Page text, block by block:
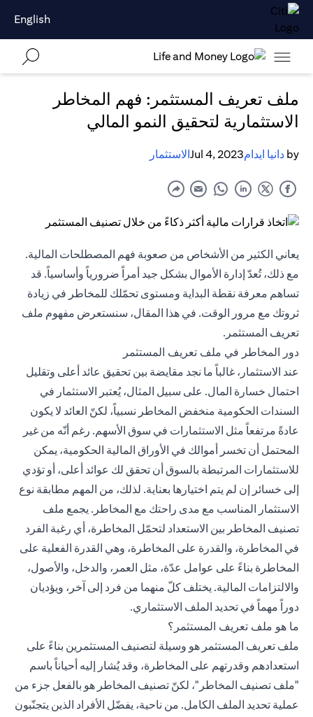
English
ملف تعريف المستثمر: فهم المخاطر
الاستثمارية لتحقيق النمو المالي
by دانيا ايدامJul 4, 2023الاستثمار
يعاني الكثير من الأشخاص من صعوبة فهم المصطلحات المالية.
مع ذلك، تُعدّ إدارة الأموال بشكل جيد أمراً ضرورياً وأساسياً. قد
تساهم معرفة نقطة البداية ومستوى تحمّلك للمخاطر في زيادة
ثروتك مع مرور الوقت. في هذا المقال، سنستعرض مفهوم ملف
تعريف المستثمر.
دور المخاطر في ملف تعريف المستثمر
عند الاستثمار، غالباً ما نجد مقايضة بين تحقيق عائد أعلى وتقليل
احتمال خسارة المال. على سبيل المثال، يُعتبر الاستثمار في
السندات الحكومية منخفض المخاطر نسبياً، لكنّ العائد لا يكون
عادةً مرتفعاً مثل الاستثمارات في سوق الأسهم. رغم أنّه من غير
المحتمل أن تخسر أموالك في الأوراق المالية الحكومية، يمكن
للاستثمارات المرتبطة بالسوق أن تحقق لك عوائد أعلى، أو تؤدي
إلى خسائر إن لم يتم اختيارها بعناية. لذلك، من المهم مطابقة نوع
الاستثمار المناسب مع مدى راحتك مع المخاطر. يجمع ملف
تصنيف المخاطر بين الاستعداد لتحمّل المخاطرة، أي رغبة الفرد
في المخاطرة، والقدرة على المخاطرة، وهي القدرة الفعلية على
المخاطرة بناءً على عوامل عدّة، مثل العمر، والدخل، والأصول،
والالتزامات المالية. يختلف كلّ منهما من فرد إلى آخر، ويؤديان
دوراً مهماً في تحديد الملف الاستثماري.
ما هو ملف تعريف المستثمر؟
ملف تعريف المستثمر هو وسيلة لتصنيف المستثمرين بناءً على
استعدادهم وقدرتهم على المخاطرة، وقد يُشار إليه أحياناً باسم
"ملف تصنيف المخاطر"، لكنّ تصنيف المخاطر هو بالفعل جزء من
عملية تحديد الملف الكامل. من ناحية، يفضّل الأفراد الذين يتجنّبون